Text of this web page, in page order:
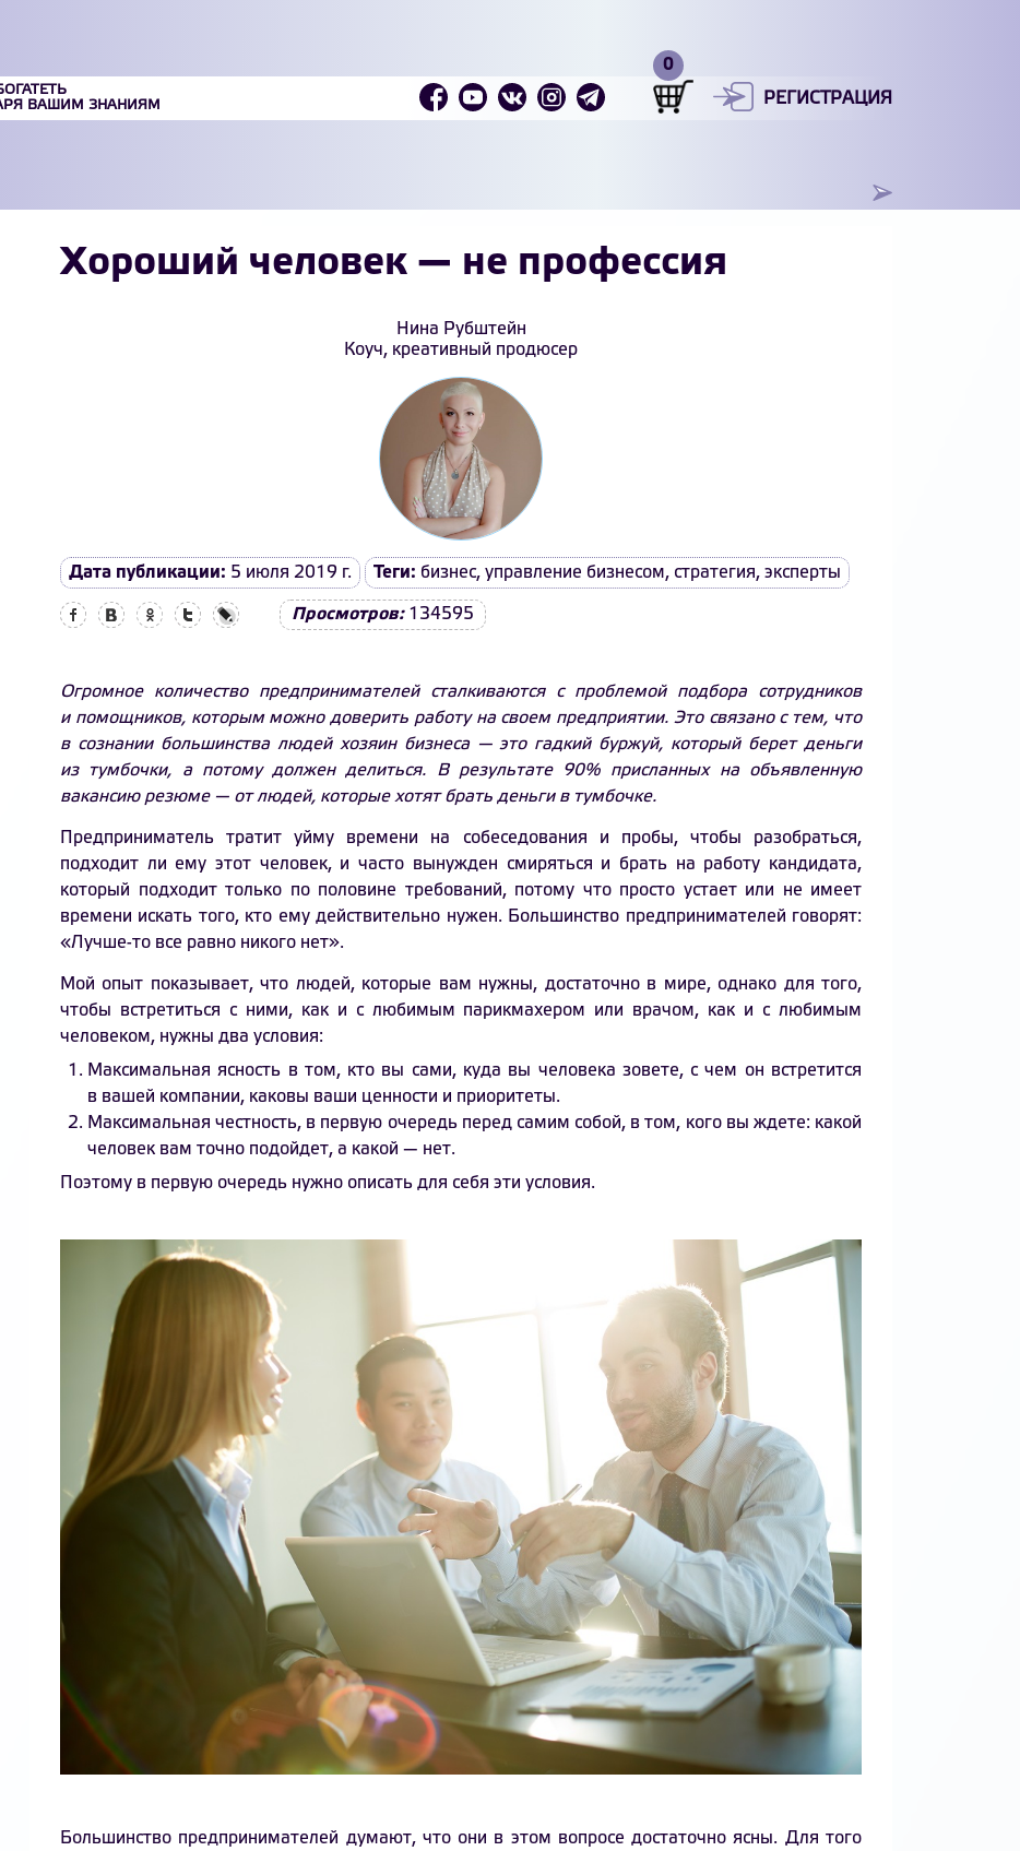
ВАШИМ ЗНАНИЯМ
РЕГИСТРАЦИЯ
Хороший человек — не профессия
Нина Рубштейн
Коуч, креативный продюсер
Дата публикации: 5 июля 2019 г. Теги: бизнес, управление бизнесом, стратегия, эксперты
Просмотров:134595
Огромное количество предпринимателей сталкиваются с проблемой подбора сотрудников
и помощников, которым можно доверить работу на своем предприятии. Это связано с тем, что
в сознании большинства людей хозяин бизнеса — это гадкий буржуй, который берет деньги
из тумбочки, а потому должен делиться. В результате 90% присланных на объявленную
вакансию резюме — от людей, которые хотят брать деньги в тумбочке.
Предприниматель тратит уйму времени на собеседования и пробы, чтобы разобраться,
подходит ли ему этот человек, и часто вынужден смиряться и брать на работу кандидата,
который подходит только по половине требований, потому что просто устает или не имеет
времени искать того, кто ему действительно нужен. Большинство предпринимателей говорят:
«Лучше-то все равно никого нет».
Мой опыт показывает, что людей, которые вам нужны, достаточно в мире, однако для того,
чтобы встретиться с ними, как и с любимым парикмахером или врачом, как и с любимым
человеком, нужны два условия:
Максимальная ясность в том, кто вы сами, куда вы человека зовете, с чем он встретится
в вашей компании, каковы ваши ценности и приоритеты.
Максимальная честность, в первую очередь перед самим собой, в том, кого вы ждете: какой
человек вам точно подойдет, а какой — нет.
Поэтому в первую очередь нужно описать для себя эти условия.
Большинство предпринимателей думают, что они в этом вопросе достаточно ясны. Для того